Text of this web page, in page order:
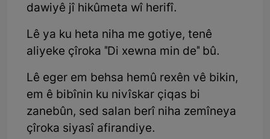
dawiyê jî hikûmeta wî herifî.
Lê ya ku heta niha me gotiye, tenê
aliyeke çîroka "Di xewna min de" bû.
Lê eger em behsa hemû rexên vê bikin,
em ê bibînin ku nivîskar çiqas bi
zanebûn, sed salan berî niha zemîneya
çîroka siyasî afirandiye.